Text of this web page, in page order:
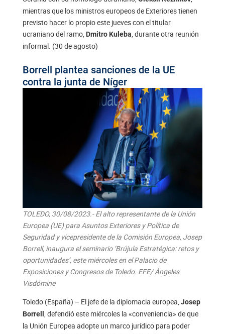
mientras que los ministros europeos de Exteriores tienen
previsto hacer lo propio este jueves con el titular
ucraniano del ramo, Dmitro Kuleba, durante otra reunión
informal. (30 de agosto)
Borrell plantea sanciones de la UE
contra la junta de Níger
TOLEDO, 30/08/2023.- El alto representante de la Unión
Europea (UE) para Asuntos Exteriores y Política de
Seguridad y vicepresidente de la Comisión Europea, Josep
Borrell, inaugura el seminario ‘Brújula Estratégica: retos y
oportunidades’, este miércoles en el Palacio de
Exposiciones y Congresos de Toledo. EFE/ Ángeles
Visdómine
Toledo (España) – El jefe de la diplomacia europea, Josep
Borrell
, defendió este miércoles la «conveniencia» de que
la Unión Europea adopte un marco jurídico para poder